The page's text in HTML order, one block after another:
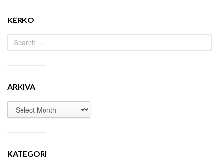
KËRKO
ARKIVA
KATEGORI